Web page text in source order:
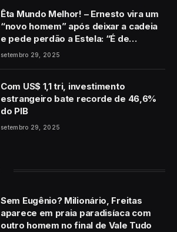
Êta Mundo Melhor! – Ernesto vira um
“novo homem” após deixar a cadeia
e pede perdão a Estela: “É de
coração”
setembro 29, 2025
Com US$ 1,1 tri, investimento
estrangeiro bate recorde de 46,6%
do PIB
setembro 29, 2025
Sem Eugênio? Milionário, Freitas
aparece em praia paradisíaca com
outro homem no final de Vale Tudo